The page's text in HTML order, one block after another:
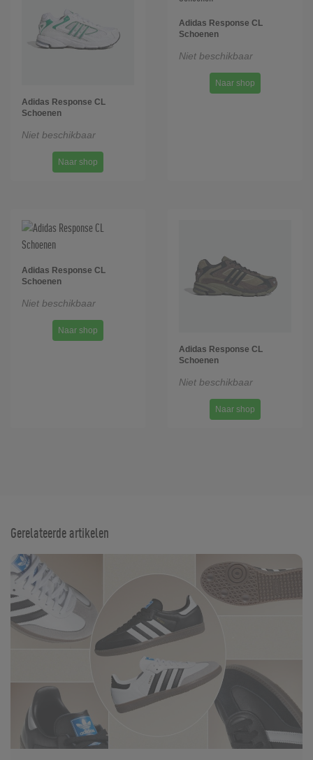
Adidas Response CL
Schoenen
Niet beschikbaar
Naar shop
Adidas Response CL
Schoenen
Niet beschikbaar
Naar shop
Adidas Response CL
Schoenen
Niet beschikbaar
Naar shop
Adidas Response CL
Schoenen
Niet beschikbaar
Naar shop
Gerelateerde artikelen